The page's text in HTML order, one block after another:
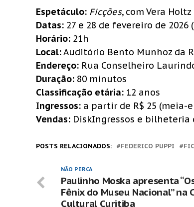
Espetáculo: Ficções, com Vera Holtz
Datas: 27 e 28 de fevereiro de
Horário: 21h
Local:Auditório Bento Munhoz da
Endereço: Rua Conselheiro
Duração: 80 minutos
Classificação etária: 12 anos
Ingressos: a partir de R$ 25 (meia-
Vendas: DiskIngressos e bilheteria
POSTS RELACIONADOS: FEDERICO PUPPI
NÃO PERCA
Paulinho Moska apresenta
Fênix do Museu Nacional” na
Cultural Curitiba